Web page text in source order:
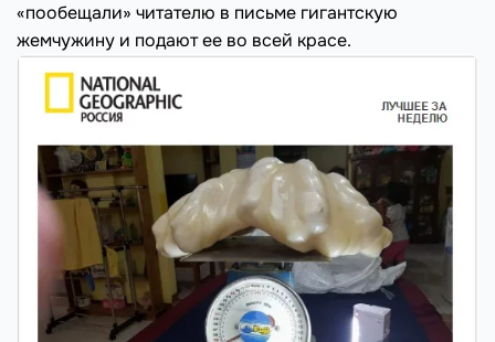
«пообещали» читателю в письме гигантскую
жемчужину и подают ее во всей красе.